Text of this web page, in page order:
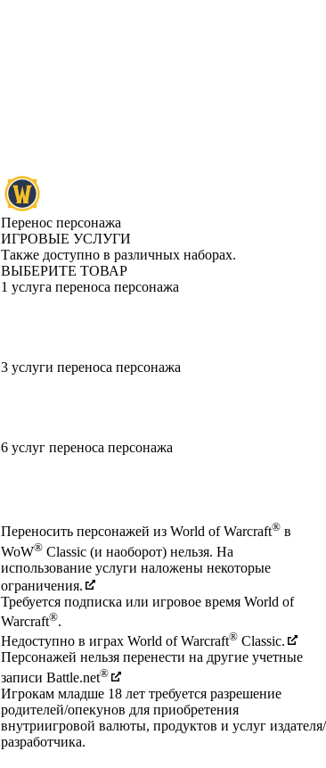
Перенос персонажа
ИГРОВЫЕ УСЛУГИ
Product Notification
Также доступно в различных наборах.
ВЫБЕРИТЕ ТОВАР
1 услуга переноса персонажа
3 услуги переноса персонажа
6 услуг переноса персонажа
Available actions
Переносить персонажей из World of Warcraft® в
WoW® Classic (и наоборот) нельзя. На
использование услуги наложены некоторые
ограничения.
Требуется подписка или игровое время World of
Warcraft®.
Недоступно в играх World of Warcraft® Classic.
Персонажей нельзя перенести на другие учетные
записи Battle.net®
Игрокам младше 18 лет требуется разрешение
родителей/опекунов для приобретения
внутриигровой валюты, продуктов и услуг издателя/
разработчика.